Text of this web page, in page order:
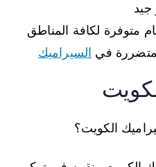
جيد
متوفرة لكافة المناطق
في السيراميك
الكويت؟